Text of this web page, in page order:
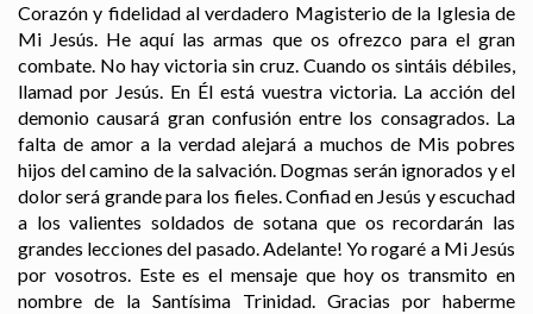
Corazón y fidelidad al verdadero Magisterio de la Iglesia de
Mi Jesús. He aquí las armas que os ofrezco para el gran
combate. No hay victoria sin cruz. Cuando os sintáis débiles,
llamad por Jesús. En Él está vuestra victoria. La acción del
demonio causará gran confusión entre los consagrados. La
falta de amor a la verdad alejará a muchos de Mis pobres
hijos del camino de la salvación. Dogmas serán ignorados y el
dolor será grande para los fieles. Confiad en Jesús y escuchad
a los valientes soldados de sotana que os recordarán las
grandes lecciones del pasado. Adelante! Yo rogaré a Mi Jesús
por vosotros. Este es el mensaje que hoy os transmito en
nombre de la Santísima Trinidad. Gracias por haberme